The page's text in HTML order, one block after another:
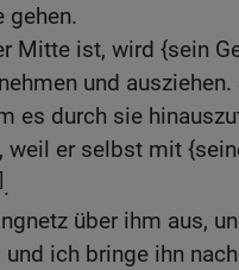
gehen.
Mitte ist, wird {sein
und ausziehen.
es durch sie
weil er selbst mit
.
über ihm aus,
ich bringe ihn